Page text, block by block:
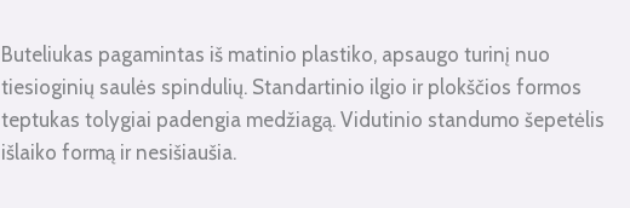
Buteliukas pagamintas iš matinio plastiko, apsaugo turinį nuo
tiesioginių saulės spindulių. Standartinio ilgio ir plokščios formos
teptukas tolygiai padengia medžiagą. Vidutinio standumo šepetėlis
išlaiko formą ir nesišiaušia.